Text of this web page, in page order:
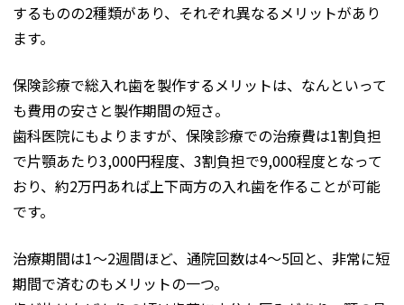
するものの2種類があり、それぞれ異なるメリットがあり
ます。
保険診療で総入れ歯を製作するメリットは、なんといって
も費用の安さと製作期間の短さ。
歯科医院にもよりますが、保険診療での治療費は1割負担
で片顎あたり3,000円程度、3割負担で9,000程度となって
おり、約2万円あれば上下両方の入れ歯を作ることが可能
です。
治療期間は1～2週間ほど、通院回数は4～5回と、非常に短
期間で済むのもメリットの一つ。